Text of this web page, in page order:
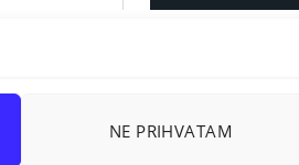
NE PRIHVATAM